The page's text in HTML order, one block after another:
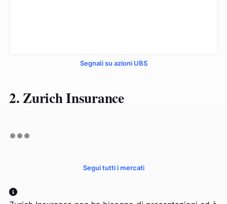
Segnali su azioni UBS
2. Zurich Insurance
Segui tutti i mercati